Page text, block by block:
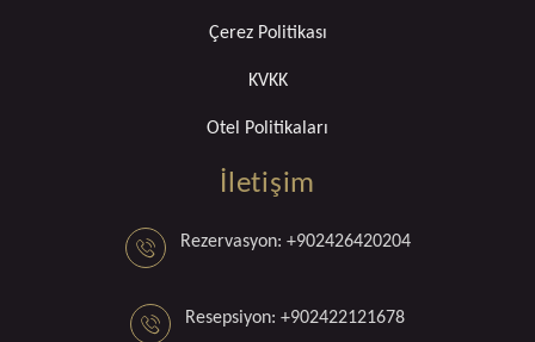
Çerez Politikası
KVKK
Otel Politikaları
İletişim
Rezervasyon: +902426420204
Resepsiyon: +902422121678